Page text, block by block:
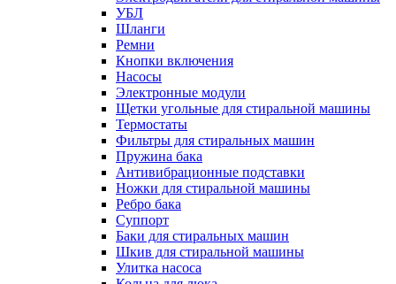
УБЛ
Шланги
Ремни
Кнопки включения
Насосы
Электронные модули
Щетки угольные для стиральной машины
Термостаты
Фильтры для стиральных машин
Пружина бака
Антивибрационные подставки
Ножки для стиральной машины
Ребро бака
Суппорт
Баки для стиральных машин
Шкив для стиральной машины
Улитка насоса